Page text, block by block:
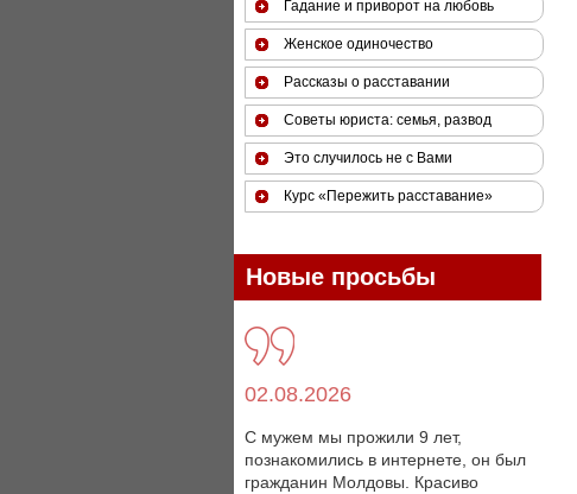
Гадание и приворот на любовь
Женское одиночество
Рассказы о расставании
Советы юриста: семья, развод
Это случилось не с Вами
Курс «Пережить расставание»
Новые просьбы
02.08.2026
С мужем мы прожили 9 лет,
познакомились в интернете, он был
гражданин Молдовы. Красиво